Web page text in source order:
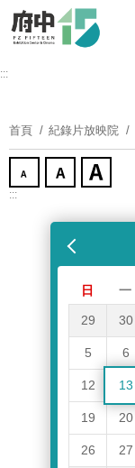
要
塊
:::
首頁 紀錄片放映院
:::
日 一
29 30
5 6
12 13
19 20
26 27